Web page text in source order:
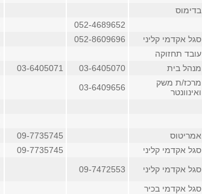
בדימוס
052-4689652
סגל אקדמי קליני
052-8609696
עובד תחזוקה
מנהל בית 03-6405070
03-6405071
מרכז/ת משק
ואינוונטר
03-6409656
אמריטוס
09-7735745
סגל אקדמי קליני
09-7735745
סגל אקדמי קליני
09-7472553
סגל אקדמי בכיר